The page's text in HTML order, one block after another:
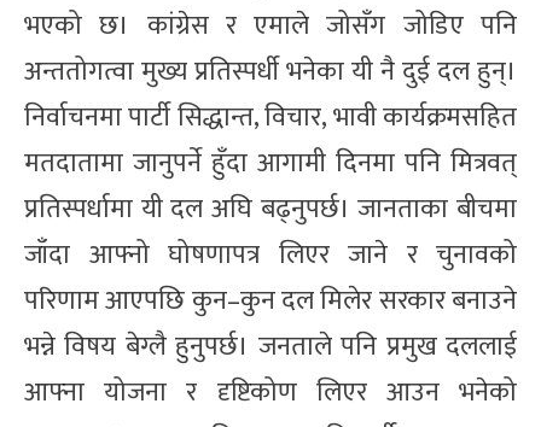
भएको छ। कांग्रेस र एमाले जोसँग जोडिए पनि
अन्ततोगत्वा मुख्य प्रतिस्पर्धी भनेका यी नै दुई दल हुन्।
निर्वाचनमा पार्टी सिद्धान्त, विचार, भावी कार्यक्रमसहित
मतदातामा जानुपर्ने हुँदा आगामी दिनमा पनि मित्रवत्
प्रतिस्पर्धामा यी दल अघि बढ्नुपर्छ। जानताका बीचमा
जाँदा आफ्नो घोषणापत्र लिएर जाने र चुनावको
परिणाम आएपछि कुन–कुन दल मिलेर सरकार बनाउने
भन्ने विषय बेग्लै हुनुपर्छ। जनताले पनि प्रमुख दललाई
आफ्ना योजना र दृष्टिकोण लिएर आउन भनेको